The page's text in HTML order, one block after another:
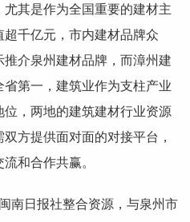
其是作为全国重要的建材主
千亿元，市内建材品牌众
介泉州建材品牌，而漳州建
第一，建筑业作为支柱产业
，两地的建筑建材行业资源
方提供面对面的对接平台，
和合作共赢。
日报社整合资源，与泉州市